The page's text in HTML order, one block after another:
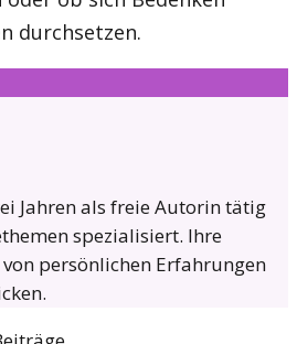
durchsetzen.
Jahren als freie Autorin tätig
spezialisiert. Ihre
persönlichen Erfahrungen